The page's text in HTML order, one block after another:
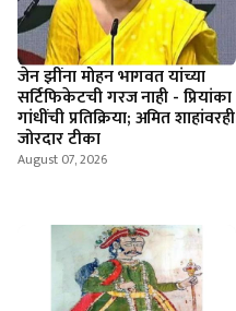
जेन झींना मोहन भागवत यांच्या
सर्टिफिकेटची गरज नाही - प्रियांका
गांधींची प्रतिक्रिया; अमित शाहांवरही
जोरदार टीका
August 07, 2026